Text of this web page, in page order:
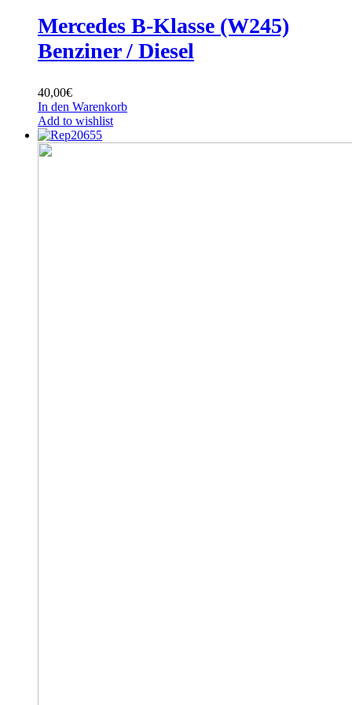
Mercedes B-Klasse (W245)
Benziner / Diesel
40,00€
In den Warenkorb
Add to wishlist